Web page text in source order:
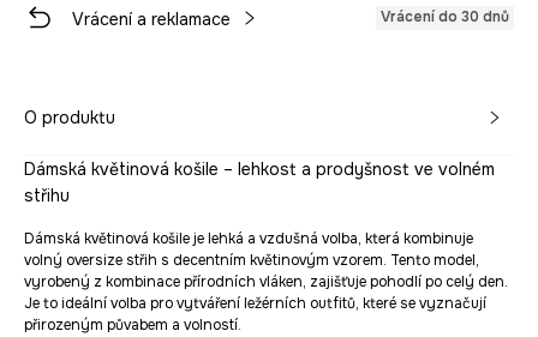
Vrácení a reklamace Vrácení do 30 dnů
O produktu
Dámská květinová košile – lehkost a prodyšnost ve volném
střihu
Dámská květinová košile je lehká a vzdušná volba, která kombinuje
volný oversize střih s decentním květinovým vzorem. Tento model,
vyrobený z kombinace přírodních vláken, zajišťuje pohodlí po celý den.
Je to ideální volba pro vytváření ležérních outfitů, které se vyznačují
přirozeným půvabem a volností.